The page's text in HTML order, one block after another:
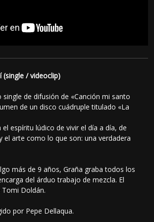
(single / videoclip)
single de difusión de «Canción mi santo
de un disco cuádruple titulado «La
espíritu lúdico de vivir el día a día, de
el arte como lo que son: una verdadera
más de 9 años, Graña graba todos los
del árduo trabajo de mezcla. El
Doldán.
por Pepe Dellaqua.